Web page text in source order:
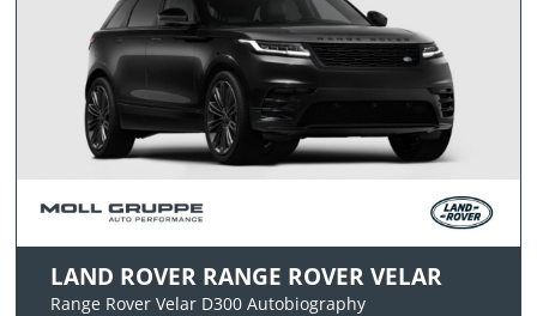
LAND ROVER RANGE ROVER VELAR
Range Rover Velar D300 Autobiography